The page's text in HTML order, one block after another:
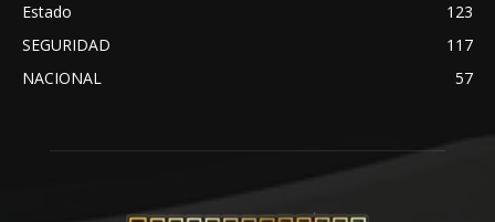
Estado
123
SEGURIDAD
117
NACIONAL
57